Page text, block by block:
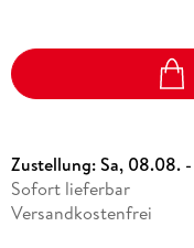
Zustellung:Sa, 08.08.
Sofort lieferbar
Versandkostenfrei